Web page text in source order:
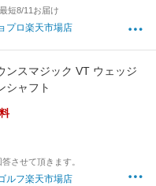
短8/11お届け
プロ楽天市場店
ンスマジック VT ウェッジ
シャフト
させて頂きます。
ルフ楽天市場店